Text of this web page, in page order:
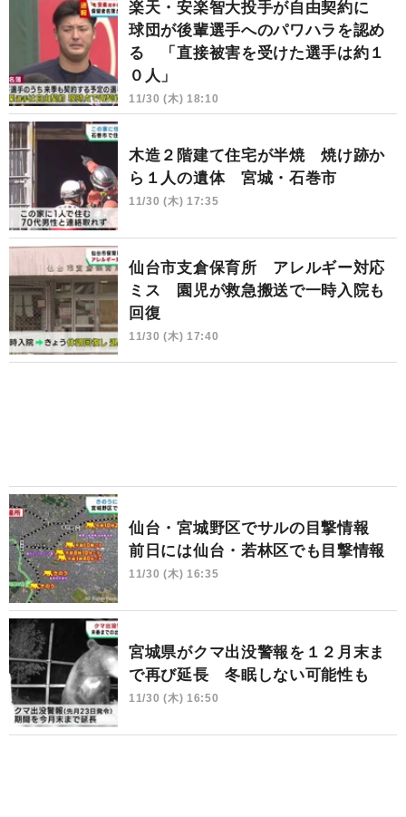
楽天・安楽智大投手が自由契約に
球団が後輩選手へのパワハラを認め
る 「直接被害を受けた選手は約１
０人」
11/30 (木) 18:10
木造２階建て住宅が半焼 焼け跡か
ら１人の遺体 宮城・石巻市
11/30 (木) 17:35
仙台市支倉保育所 アレルギー対応
ミス 園児が救急搬送で一時入院も
回復
11/30 (木) 17:40
仙台・宮城野区でサルの目撃情報
前日には仙台・若林区でも目撃情報
11/30 (木) 16:35
宮城県がクマ出没警報を１２月末ま
で再び延長 冬眠しない可能性も
11/30 (木) 16:50